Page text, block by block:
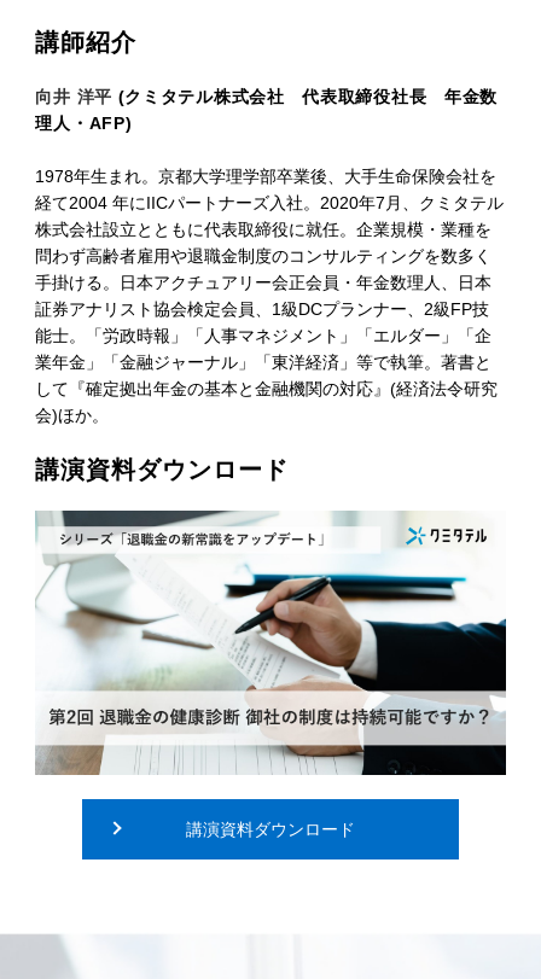
講師紹介
向井 洋平 (クミタテル株式会社 代表取締役社長 年金数
理人・AFP)
1978年生まれ。京都大学理学部卒業後、大手生命保険会社を
経て2004 年にIICパートナーズ入社。2020年7月、クミタテル
株式会社設立とともに代表取締役に就任。企業規模・業種を
問わず高齢者雇用や退職金制度のコンサルティングを数多く
手掛ける。日本アクチュアリー会正会員・年金数理人、日本
証券アナリスト協会検定会員、1級DCプランナー、2級FP技
能士。「労政時報」「人事マネジメント」「エルダー」「企
業年金」「金融ジャーナル」「東洋経済」等で執筆。著書と
して『確定拠出年金の基本と金融機関の対応』(経済法令研究
会)ほか。
講演資料ダウンロード
講演資料ダウンロード